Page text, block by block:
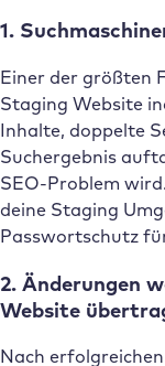
1.
Einer der größten
Staging Website
Inhalte, doppelte
Suchergebnis
SEO-Problem
deine Staging
Passwortschutz
2. Änderungen
Website
Nach